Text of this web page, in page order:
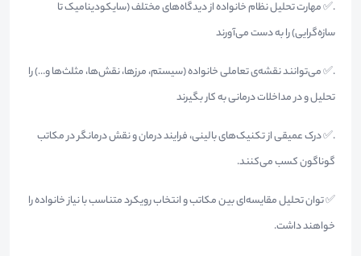
.✅ مهارت تحلیل نظام خانواده از دیدگاه‌های مختلف (سایکودینامیک تا
سازه‌گرایی) را به دست می‌آورند
.✅ می‌توانند نقشه‌ی تعاملی خانواده (سیستم، مرزها، نقش‌ها، مثلث‌ها و…) را
تحلیل و در مداخلات درمانی به کار بگیرند
.✅ درک عمیقی از تکنیک‌های بالینی، فرایند درمان و نقش درمانگر در مکاتب
گوناگون کسب می‌کنند.
✅ توان تحلیل مقایسه‌ای بین مکاتب و انتخاب رویکرد متناسب با نیاز خانواده را
خواهند داشت.